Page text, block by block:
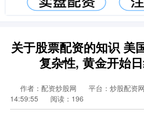
关于股票配资的知识 美
复杂性, 黄金开始
作者：配资炒股网 平台：炒股配资网
14:59:55
阅读：196